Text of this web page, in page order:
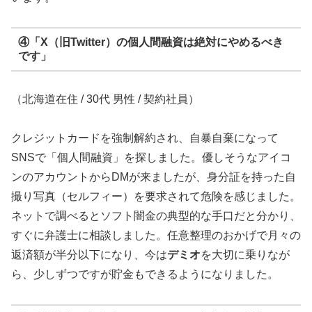
④「X（旧Twitter）の個人間融資は絶対にやめるべき
です」
（北海道在住 / 30代 男性 / 契約社員）
クレジットカードを強制解約され、自暴自棄になって
SNSで「個人間融資」を探しました。優しそうなアイコ
ンのアカウントからDMが来ましたが、身分証を持った自
撮り写真（セルフィー）を要求されて危険を感じました。
ネットで調べるとソフト闇金の典型的な手口だと分かり、
すぐに弁護士に相談しました。任意整理のおかげで月々の
返済額が半分以下になり、今はデミオを大切に乗りなが
ら、少しずつですが貯金もできるようになりました。